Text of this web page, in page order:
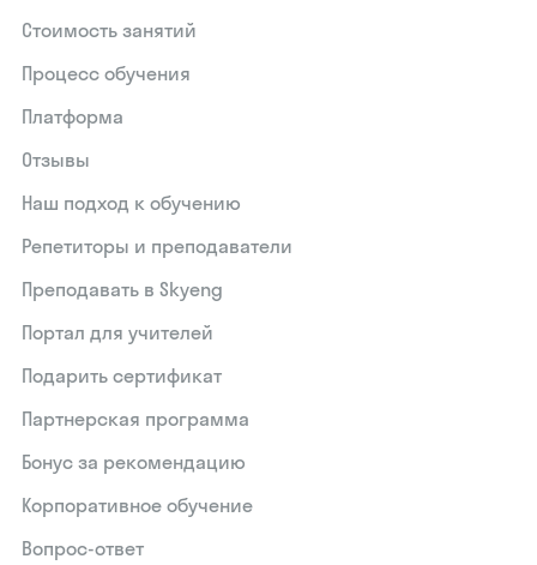
Стоимость занятий
Процесс обучения
Платформа
Отзывы
Наш подход к обучению
Репетиторы и преподаватели
Преподавать в Skyeng
Портал для учителей
Подарить сертификат
Партнерская программа
Бонус за рекомендацию
Корпоративное обучение
Вопрос-ответ